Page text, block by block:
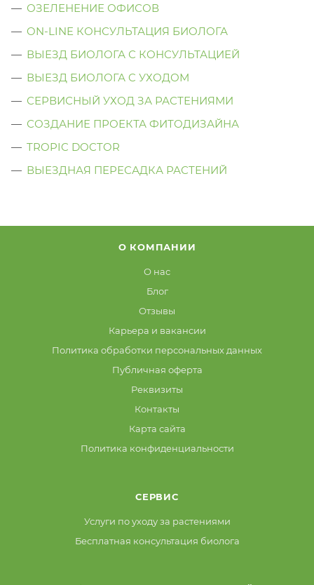
ОЗЕЛЕНЕНИЕ ОФИСОВ
ON-LINE КОНСУЛЬТАЦИЯ БИОЛОГА
ВЫЕЗД БИОЛОГА С КОНСУЛЬТАЦИЕЙ
ВЫЕЗД БИОЛОГА C УХОДОМ
СЕРВИСНЫЙ УХОД ЗА РАСТЕНИЯМИ
СОЗДАНИЕ ПРОЕКТА ФИТОДИЗАЙНА
TROPIC DOCTOR
ВЫЕЗДНАЯ ПЕРЕСАДКА РАСТЕНИЙ
О КОМПАНИИ
О нас
Блог
Отзывы
Карьера и вакансии
Политика обработки персональных данных
Публичная оферта
Реквизиты
Контакты
Карта сайта
Политика конфиденциальности
СЕРВИС
Услуги по уходу за растениями
Бесплатная консультация биолога